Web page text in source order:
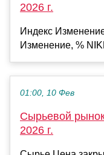
2026 г.
Индекс
Изменение, %
01:00, 10 Фев
Сырьевой
2026 г.